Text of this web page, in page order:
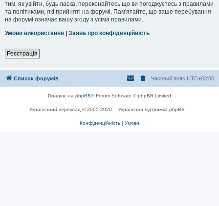
тим, як увійти, будь ласка, переконайтесь що ви погоджуєтесь з правилами
та політиками, які прийняті на форумі. Пам'ятайте, що ваше перебування
на форумі означає вашу згоду з усіма правилами.
Умови використання | Заява про конфіденційність
Реєстрація
Список форумів Часовий пояс UTC+03:00
Працює на phpBB® Forum Software © phpBB Limited
Український переклад © 2005-2020 Українська підтримка phpBB
Конфіденційність | Умови